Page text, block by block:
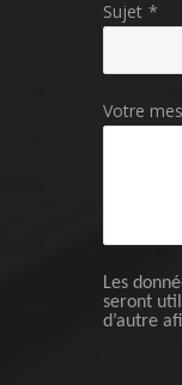
Sujet *
Votre
Les
seront
d’autre